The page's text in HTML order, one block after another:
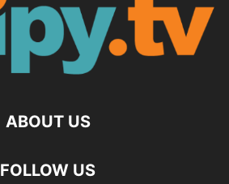
ABOUT US
FOLLOW US